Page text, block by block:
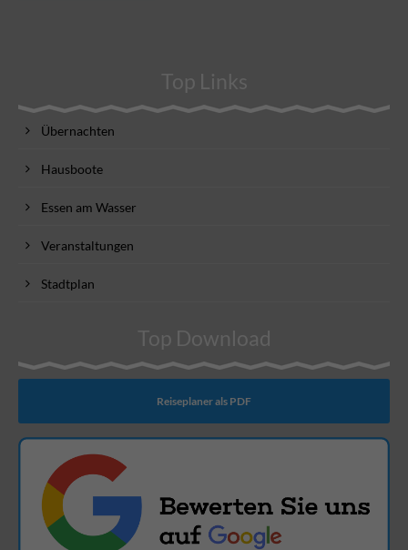
Top Links
Übernachten
Hausboote
Essen am Wasser
Veranstaltungen
Stadtplan
Top Download
Reiseplaner als PDF